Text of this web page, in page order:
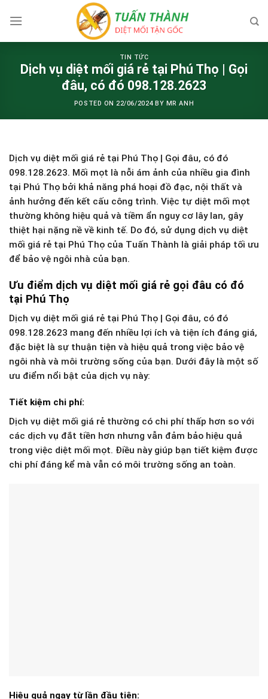
TIN TỨC
Dịch vụ diệt mối giá rẻ tại Phú Thọ | Gọi
đâu, có đó 098.128.2623
POSTED ON22/06/2024BY MR ANH
Dịch vụ diệt mối giá rẻ tại Phú Thọ | Gọi đâu, có đó
098.128.2623. Mối mọt là nỗi ám ảnh của nhiều gia đình
tại Phú Thọ bởi khả năng phá hoại đồ đạc, nội thất và
ảnh hưởng đến kết cấu công trình. Việc tự diệt mối mọt
thường không hiệu quả và tiềm ẩn nguy cơ lây lan, gây
thiệt hại nặng nề về kinh tế. Do đó, sử dụng dịch vụ diệt
mối giá rẻ tại Phú Thọ của Tuấn Thành là giải pháp tối ưu
để bảo vệ ngôi nhà của bạn.
Ưu điểm dịch vụ diệt mối giá rẻ gọi đâu có đó
tại Phú Thọ
Dịch vụ diệt mối giá rẻ tại Phú Thọ | Gọi đâu, có đó
098.128.2623 mang đến nhiều lợi ích và tiện ích đáng giá,
đặc biệt là sự thuận tiện và hiệu quả trong việc bảo vệ
ngôi nhà và môi trường sống của bạn. Dưới đây là một số
ưu điểm nổi bật của dịch vụ này:
Tiết kiệm chi phí:
Dịch vụ diệt mối giá rẻ thường có chi phí thấp hơn so với
các dịch vụ đắt tiền hơn nhưng vẫn đảm bảo hiệu quả
trong việc diệt mối mọt. Điều này giúp bạn tiết kiệm được
chi phí đáng kể mà vẫn có môi trường sống an toàn.
Hiệu quả ngay từ lần đầu tiên: